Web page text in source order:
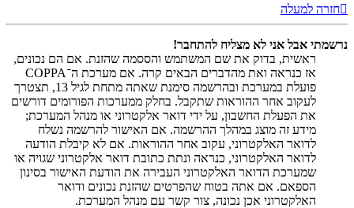
חזרה למעלה
נרשמתי אבל אני לא מצליח להתחבר!
ראשית, בדוק את שם המשתמש והססמה שהזנת. אם הם נכונים,
אז כנראה ואת מהדברים הבאים קרה. אם מערכת ה־COPPA
פועלת במערכת ובהרשמה סימנת שאתה מתחת לגיל 13, תצטרך
לעקוב אחר ההוראות שתקבל. בחלק ממערכות הפורומים דורשים
את הפעלת החשבון, על ידי דואר אלקטרוני או מנהל המערכת;
מידע זה מוצג במהלך ההרשמה. אם האישור להרשמה נשלח
לדואר האלקטרוני, עקוב אחר ההוראות. אם לא קיבלת הודעה
לדואר האלקטרוני, כנראה ונתת כתובת דואר אלקטרוני שגויה או
שמערכת הדואר האלקטרוני העבירה את הודעת האישור בסינון
הספאם. אם אתה בטוח שהפרטים שהזנת נכונים ודואר
האלקטרוני אכן נכונה, צור קשר עם מנהל המערכת.